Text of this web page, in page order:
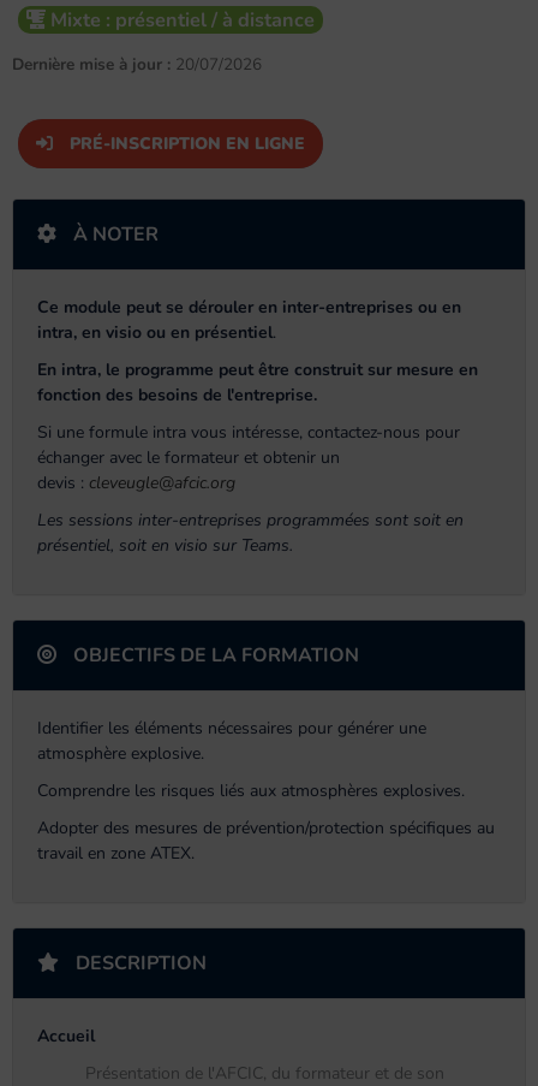
Mixte : présentiel / à distance
Dernière mise à jour : 20/07/2026
PRÉ-INSCRIPTION EN LIGNE
À NOTER
Ce module peut se dérouler en inter-entreprises ou en
intra, en visio ou en présentiel.
En intra, le programme peut être construit sur mesure en
fonction des besoins de l'entreprise.
Si une formule intra vous intéresse, contactez-nous pour
échanger avec le formateur et obtenir un
devis : cleveugle@afcic.org
Les sessions inter-entreprises programmées sont soit en
présentiel, soit en visio sur Teams.
OBJECTIFS DE LA FORMATION
Identifier les éléments nécessaires pour générer une
atmosphère explosive.
Comprendre les risques liés aux atmosphères explosives.
Adopter des mesures de prévention/protection spécifiques au
travail en zone ATEX.
DESCRIPTION
Accueil
Présentation de l'AFCIC, du formateur et de son